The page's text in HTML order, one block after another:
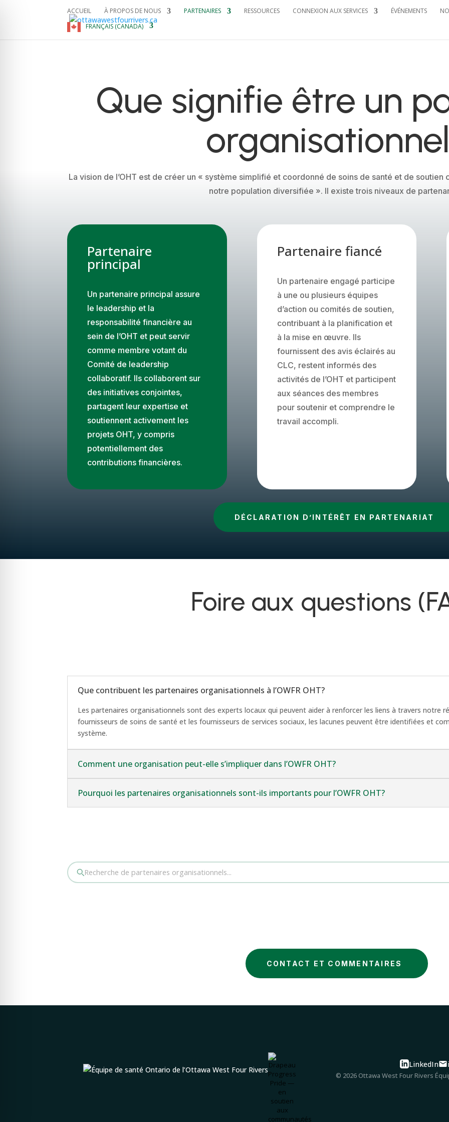
ACCUEIL À PROPOS DE NOUS PARTENAIRES RESSOURCES CONNEXION AUX SERVICES ÉVÉNEMENTS
FRANÇAIS (CANADA)
Que signifie être un
La vision de l’OHT est de créer un « système simplifié et coordonné de soins de santé et de
notre population diversifiée ». Il existe trois niveaux de
Partenaire
principal
Un partenaire principal assure
le leadership et la
responsabilité financière au
sein de l’OHT et peut servir
comme membre votant du
Comité de leadership
collaboratif. Ils collaborent sur
des initiatives conjointes,
partagent leur expertise et
soutiennent activement les
projets OHT, y compris
potentiellement des
contributions financières.
Partenaire fiancé
Un partenaire engagé participe
à une ou plusieurs équipes
d’action ou comités de soutien,
contribuant à la planification et
à la mise en œuvre. Ils
fournissent des avis éclairés au
CLC, restent informés des
activités de l’OHT et participent
aux séances des membres
pour soutenir et comprendre le
travail accompli.
DÉCLARATION D’INTÉRÊT EN PARTENARIAT
Foire aux questions
Que contribuent les partenaires organisationnels à l’OWFR OHT?
Les partenaires organisationnels sont des experts locaux qui peuvent aider à renforcer les liens à travers notre
fournisseurs de soins de santé et les fournisseurs de services sociaux, les lacunes peuvent être identifiées et
système.
Comment une organisation peut-elle s’impliquer dans l’OWFR OHT?
Pourquoi les partenaires organisationnels sont-ils importants pour l’OWFR OHT?
CONTACT ET COMMENTAIRES
LinkedIn
© 2026 Ottawa West Four Rivers